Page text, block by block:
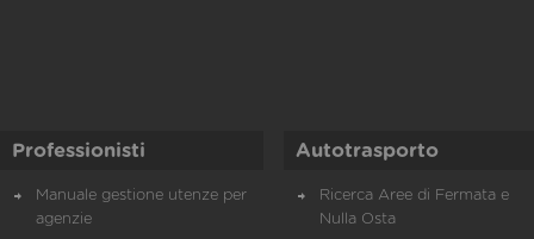
Professionisti
Manuale gestione utenze per
agenzie
Autotrasporto
Ricerca Aree di Fermata e
Nulla Osta